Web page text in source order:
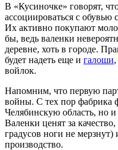
В «Кусиночке» говорят,
ассоциироваться с обувью
Их активно покупают
бы, ведь валенки
деревне, хоть в городе.
будет надеть еще и галоши
войлок.
Напомним, что первую
войны. С тех пор фабрика
Челябинскую область, но
Валенки ценят за
градусов ноги не мерзнут)
производство.